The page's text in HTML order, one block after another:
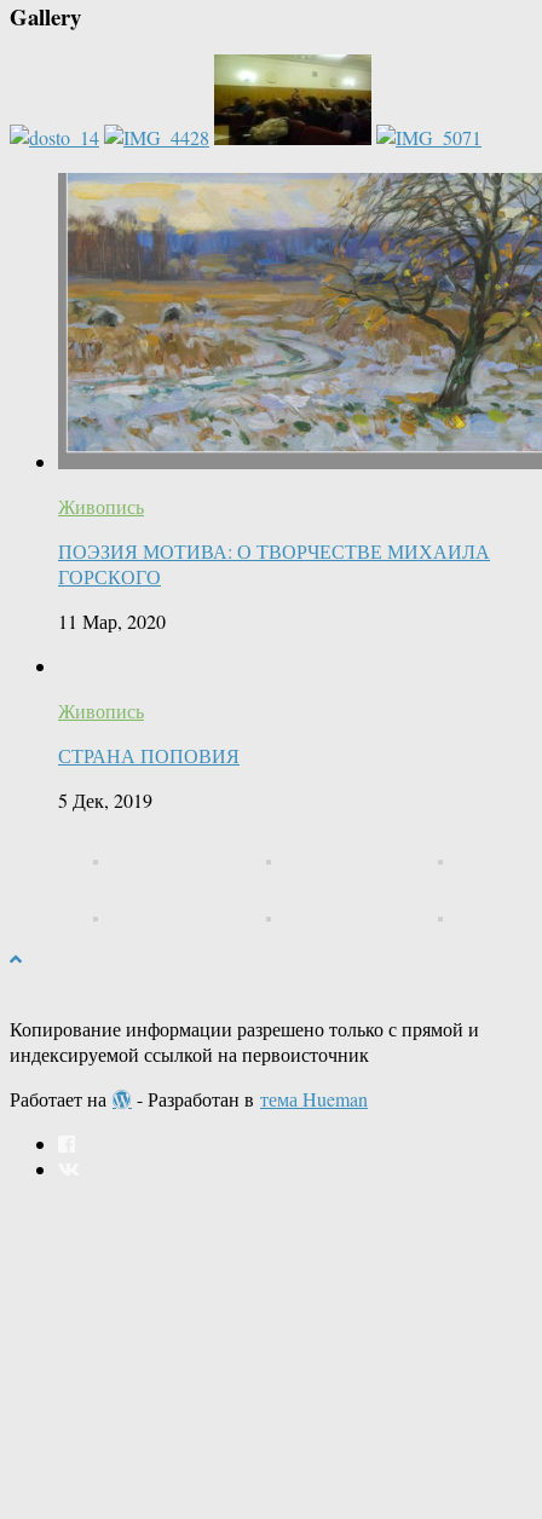
Gallery
Живопись
ПОЭЗИЯ МОТИВА: О ТВОРЧЕСТВЕ МИХАИЛА
ГОРСКОГО
11 Мар, 2020
Живопись
СТРАНА ПОПОВИЯ
5 Дек, 2019
Копирование информации разрешено только с прямой и
индексируемой ссылкой на первоисточник
Работает на
- Разработан в тема Hueman